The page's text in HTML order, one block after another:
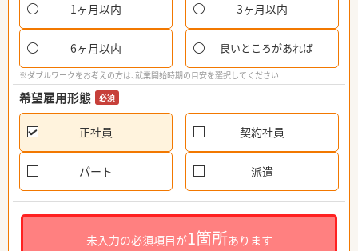
1ヶ月以内 3ヶ月以内
6ヶ月以内 良いところがあれば
※ダブルワークをお考えの方は、就業開始時期の目安を選択してください
希望雇用形態 必須
正社員 契約社員
パート 派遣
未入力の必須項目が1箇所あります